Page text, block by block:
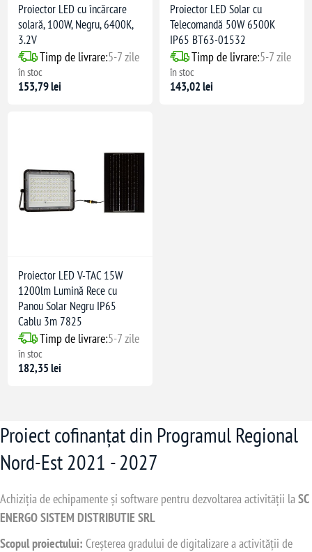
Proiector LED cu încărcare
solară, 100W, Negru, 6400K,
3.2V
Timp de livrare:5-7 zile
în stoc
153,79 lei
Proiector LED Solar cu
Telecomandă 50W 6500K
IP65 BT63-01532
Timp de livrare:5-7 zile
în stoc
143,02 lei
Proiector LED V-TAC 15W
1200lm Lumină Rece cu
Panou Solar Negru IP65
Cablu 3m 7825
Timp de livrare:5-7 zile
în stoc
182,35 lei
Proiect cofinanțat din Programul Regional
Nord-Est 2021 - 2027
Achiziția de echipamente și software pentru dezvoltarea activității la SC
ENERGO SISTEM DISTRIBUTIE SRL
Scopul proiectului: Creșterea gradului de digitalizare a activității de